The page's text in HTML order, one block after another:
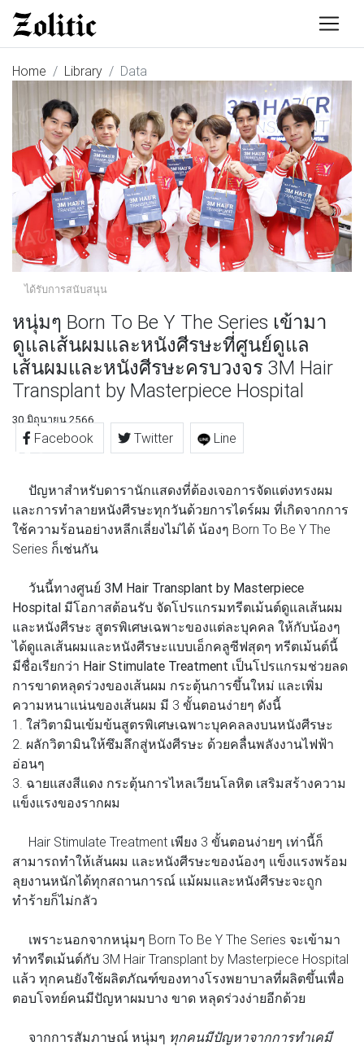
Home Library Data
ได้รับการสนับสนุน
หนุ่มๆ Born To Be Y The Series เข้ามา
ดูแลเส้นผมและหนังศีรษะที่ศูนย์ดูแล
เส้นผมและหนังศีรษะครบวงจร 3M Hair
Transplant by Masterpiece Hospital
30 มิถุนายน 2566
Facebook Twitter Line
ปัญหาสำหรับดารานักแสดงที่ต้องเจอการจัดแต่งทรงผม
และการทำลายหนังศีรษะทุกวันด้วยการไดร์ผม ที่เกิดจากการ
ใช้ความร้อนอย่างหลีกเลี่ยงไม่ได้ น้องๆ Born To Be Y The
Series ก็เช่นกัน
วันนี้ทางศูนย์ 3M Hair Transplant by Masterpiece
Hospital มีโอกาสต้อนรับ จัดโปรแกรมทรีตเม้นต์ดูแลเส้นผม
และหนังศีรษะ สูตรพิเศษเฉพาะของแต่ละบุคคล ให้กับน้องๆ
ได้ดูแลเส้นผมและหนังศีรษะแบบเอ็กคลูซีฟสุดๆ ทรีตเม้นต์นี้
มีชื่อเรียกว่า Hair Stimulate Treatment เป็นโปรแกรมช่วยลด
การขาดหลุดร่วงของเส้นผม กระตุ้นการขึ้นใหม่ และเพิ่ม
ความหนาแน่นของเส้นผม มี 3 ขั้นตอนง่ายๆ ดังนี้
1. ใส่วิตามินเข้มข้นสูตรพิเศษเฉพาะบุคคลลงบนหนังศีรษะ
2. ผลักวิตามินให้ซึมลึกสู่หนังศีรษะ ด้วยคลื่นพลังงานไฟฟ้า
อ่อนๆ
3. ฉายแสงสีแดง กระตุ้นการไหลเวียนโลหิต เสริมสร้างความ
แข็งแรงของรากผม
Hair Stimulate Treatment เพียง 3 ขั้นตอนง่ายๆ เท่านี้ก็
สามารถทำให้เส้นผม และหนังศีรษะของน้องๆ แข็งแรงพร้อม
ลุยงานหนักได้ทุกสถานการณ์ แม้ผมและหนังศีรษะจะถูก
ทำร้ายก็ไม่กลัว
เพราะนอกจากหนุ่มๆ Born To Be Y The Series จะเข้ามา
ทำทรีตเม้นต์กับ 3M Hair Transplant by Masterpiece Hospital
แล้ว ทุกคนยังใช้ผลิตภัณฑ์ของทางโรงพยาบาลที่ผลิตขึ้นเพื่อ
ตอบโจทย์คนมีปัญหาผมบาง ขาด หลุดร่วงง่ายอีกด้วย
จากการสัมภาษณ์ หนุ่มๆ ทุกคนมีปัญหาจากการทำเคมี